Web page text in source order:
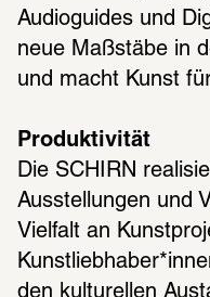
Audioguides und
neue Maßstäbe in
und macht Kunst
Produktivität
Die SCHIRN
Ausstellungen und
Vielfalt an
den kulturellen